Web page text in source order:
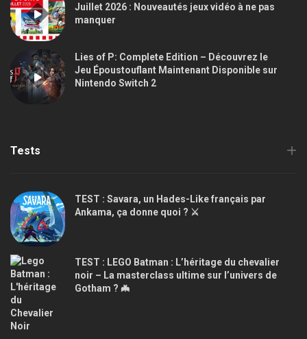
Juillet 2026 : Nouveautés jeux vidéo à ne pas
manquer
Lies of P: Complete Edition – Découvrez le
Jeu Époustouflant Maintenant Disponible sur
Nintendo Switch 2
Tests
TEST : Savara, un Hades-Like français par
Ankama, ça donne quoi ? ⚔️
TEST : LEGO Batman : L’héritage du chevalier
noir – La masterclass ultime sur l’univers de
Gotham ? 🦇